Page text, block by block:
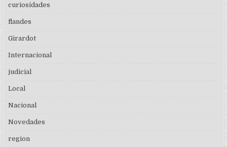
curiosidades
flandes
Girardot
Internacional
judicial
Local
Nacional
Novedades
region